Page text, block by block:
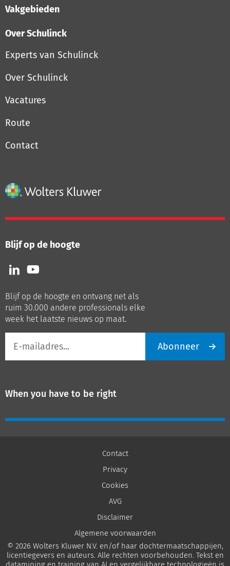
Vakgebieden
Over Schulinck
Experts van Schulinck
Over Schulinck
Vacatures
Route
Contact
Blijf op de hoogte
Volg
ons
LinkedIn
Volg
ons
Youtube
Blijf op de hoogte en ontvang net als
ruim 30.000 andere professionals elke
week het laatste nieuws op maat.
mailadres
Abonneer
When you have to be right
Contact
Privacy
Cookies
AVG
Disclaimer
Algemene voorwaarden
© 2026 Wolters Kluwer N.V. en/of haar dochtermaatschappijen,
licentiegevers en auteurs. Alle rechten voorbehouden. Tekst en